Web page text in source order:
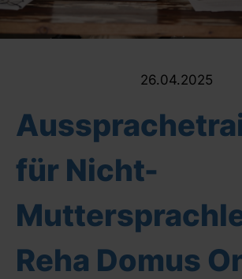
26.04.2025
für Nicht-
Reha Domus